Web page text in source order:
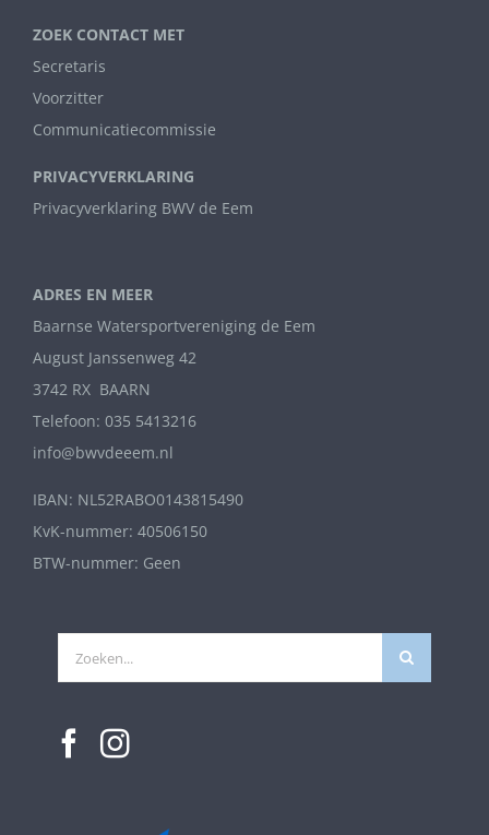
ZOEK CONTACT MET
Secretaris
Voorzitter
Communicatiecommissie
PRIVACYVERKLARING
Privacyverklaring BWV de Eem
ADRES EN MEER
Baarnse Watersportvereniging de Eem
August Janssenweg 42
3742 RX BAARN
Telefoon: 035 5413216
info@bwvdeeem.nl
IBAN: NL52RABO0143815490
KvK-nummer: 40506150
BTW-nummer: Geen
Zoeken
naar: